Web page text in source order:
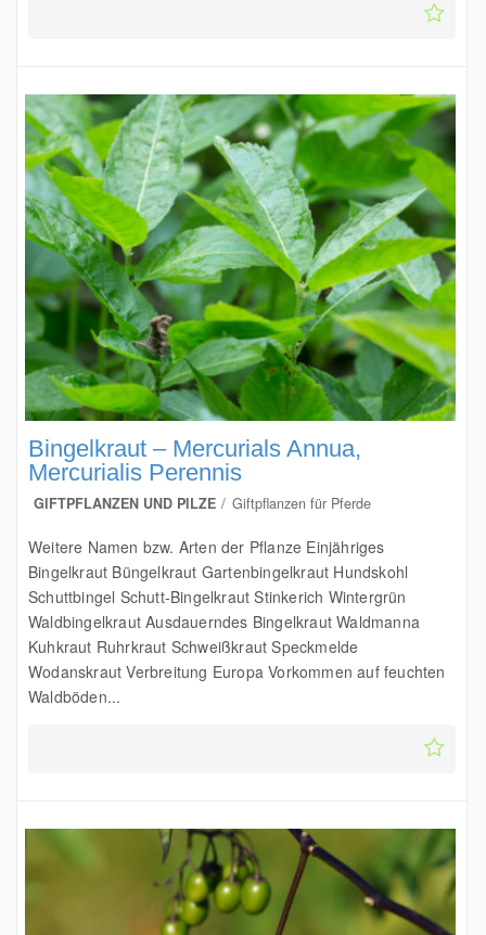
Bingelkraut – Mercurials Annua,
Mercurialis Perennis
GIFTPFLANZEN UND PILZE Giftpflanzen für Pferde
Weitere Namen bzw. Arten der Pflanze Einjähriges
Bingelkraut Büngelkraut Gartenbingelkraut Hundskohl
Schuttbingel Schutt-Bingelkraut Stinkerich Wintergrün
Waldbingelkraut Ausdauerndes Bingelkraut Waldmanna
Kuhkraut Ruhrkraut Schweißkraut Speckmelde
Wodanskraut Verbreitung Europa Vorkommen auf feuchten
Waldböden...